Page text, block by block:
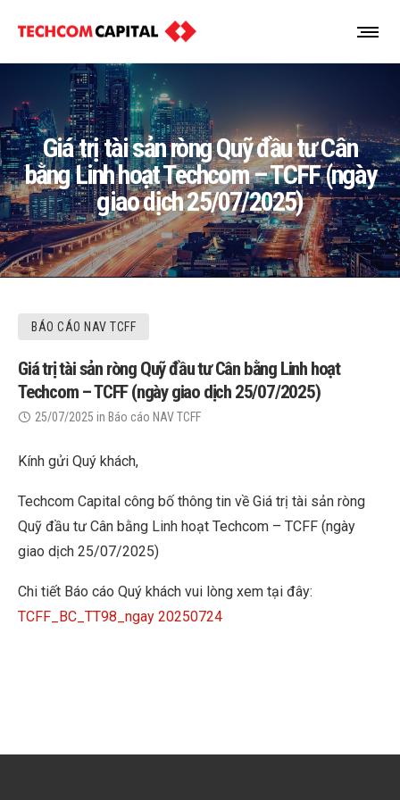
Giá trị tài sản ròng Quỹ đầu tư Cân
bằng Linh hoạt Techcom – TCFF (ngày
giao dịch 25/07/2025)
BÁO CÁO NAV TCFF
Giá trị tài sản ròng Quỹ đầu tư Cân bằng Linh hoạt
Techcom – TCFF (ngày giao dịch 25/07/2025)
25/07/2025 in Báo cáo NAV TCFF
Kính gửi Quý khách,
Techcom Capital công bố thông tin về Giá trị tài sản ròng
Quỹ đầu tư Cân bằng Linh hoạt Techcom – TCFF (ngày
giao dịch 25/07/2025)
Chi tiết Báo cáo Quý khách vui lòng xem tại đây:
TCFF_BC_TT98_ngay 20250724